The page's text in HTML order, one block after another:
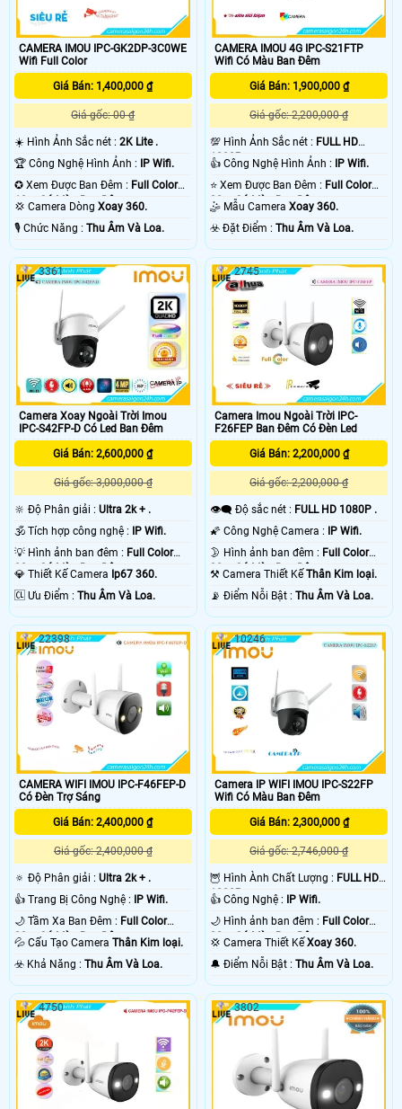
CAMERA IMOU IPC-GK2DP-3C0WE
Wifi Full Color
Giá Bán: 1,400,000 ₫
Giá gốc: 00 ₫
☀️ Hình Ảnh Sắc nét : 2K Lite .
🏆 Công Nghệ Hình Ảnh :
IP Wifi.
✪ Xem Được Ban Đêm : Full Color
10m Có Màu Ban Ðêm.
💢 Camera Dòng Xoay 360.
️🎙 Chức Năng : Thu Âm Và Loa.
CAMERA IMOU 4G IPC-S21FTP
Wifi Có Màu Ban Đêm
Giá Bán: 1,900,000 ₫
Giá gốc: 2,200,000 ₫
💯 Hình Ảnh Sắc nét : FULL HD
1080P .
👍 Công Nghệ Hình Ảnh :
IP Wifi.
⭐ Xem Được Ban Đêm : Full Color
30m Có Màu Ban Ðêm.
🤹 Mẫu CameraXoay 360.
️☣️ Đặt Điểm :Thu Âm Và Loa.
Camera Xoay Ngoài Trời Imou
IPC-S42FP-D Có Led Ban Đêm
Giá Bán: 2,600,000 ₫
Giá gốc: 3,000,000 ₫
🔆 Độ Phân giải : Ultra 2k + .
🕉️ Tích hợp công nghệ :
IP Wifi.
💡 Hình ảnh ban đêm : Full Color
30m Có Màu Ban Ðêm.
💎 Thiết Kế Camera Ip67 360.
️🆑 Ưu Điểm : Thu Âm Và Loa.
3361
Camera Imou Ngoài Trời IPC-
F26FEP Ban Đêm Có Đèn Led
Giá Bán: 2,200,000 ₫
Giá gốc: 2,200,000 ₫
👁️‍🗨 Độ sắc nét : FULL HD 1080P .
🌠 Công Nghệ Camera :
IP Wifi.
🌛 Hình ảnh ban đêm : Full Color
30m Có Màu Ban Ðêm.
⚒ Camera Thiết KếThân Kim loại.
️📡 Điểm Nỗi Bật :Thu Âm Và Loa.
2745
CAMERA WIFI IMOU IPC-F46FEP-D
Có Đèn Trợ Sáng
Giá Bán: 2,400,000 ₫
Giá gốc: 2,400,000 ₫
🔅 Độ Phân giải : Ultra 2k + .
👍 Trang Bị Công Nghệ : IP Wifi.
🌙 Tầm Xa Ban Đêm : Full Color
30m Có Màu Ban Ðêm.
💦 Cấu Tạo Camera Thân Kim loại.
️☣️ Khả Năng : Thu Âm Và Loa.
22398
Camera IP WIFI IMOU IPC-S22FP
Wifi Có Màu Ban Đêm
Giá Bán: 2,300,000 ₫
Giá gốc: 2,746,000 ₫
🦉 Hình Ành Chất Lượng : FULL HD
1080P .
👍 Công Nghệ : IP Wifi.
🌙 Hình ảnh ban đêm : Full Color
30m Có Màu Ban Ðêm.
💢 Camera Thiết KếXoay 360.
️🔔 Điểm Nỗi Bật :Thu Âm Và Loa.
10246
4750 3802